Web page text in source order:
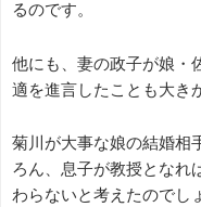
るのです。
他にも、妻の政子が娘・
適を進言したことも大き
菊川が大事な娘の結婚相
ろん、息子が教授となれ
わらないと考えたのでし